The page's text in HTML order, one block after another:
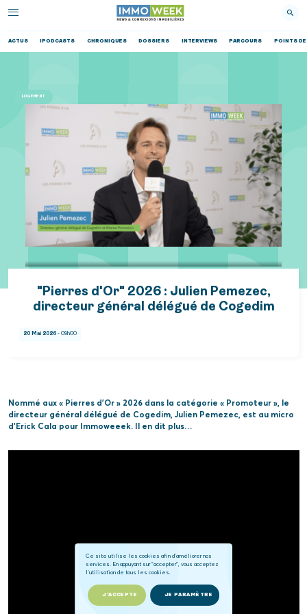
ACTUS IPODCASTS CHRONIQUES DOSSIERS INTERVIEWS PARCOURS POINTS DE
Ce site utilise les cookies afin d'améliorer nos
services. En appuyant sur "accepter", vous acceptez
l'utilisation de tous les cookies.
J'ACCEPTE JE PARAMÈTRE
LOGEMENT
"Pierres d'Or" 2026 : Julien Pemezec,
directeur général délégué de Cogedim
20 Mai 2026 - 09h00
Nommé aux « Pierres d’Or » 2026 dans la catégorie « Promoteur », le
directeur général délégué de Cogedim, Julien Pemezec, est au micro
d’Erick Cala pour Immoweeek. Il en dit plus…